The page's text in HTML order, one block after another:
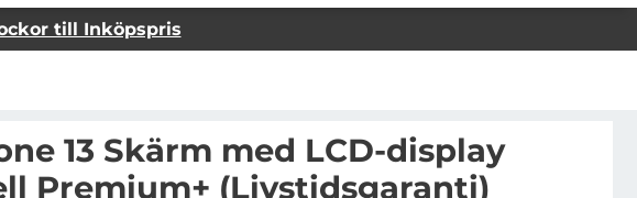
till Inköpspris
13 Skärm med LCD-display
Premium+ (Livstidsgaranti)